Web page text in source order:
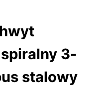
3-
stalowy